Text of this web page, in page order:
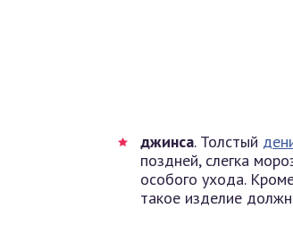
джинса. Толстый
поздней, слегка
особого ухода.
такое изделие